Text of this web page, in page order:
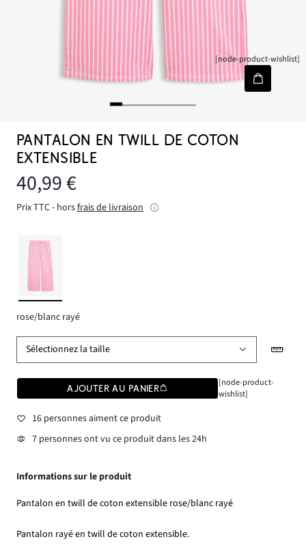
[node-product-wishlist]
PANTALON EN TWILL DE COTON
EXTENSIBLE
40,99 €
Prix TTC - horsfrais de livraison
rose/blanc rayé
Sélectionnez la taille
AJOUTER AU PANIER
[node-product-
wishlist]
16 personnes aiment ce produit
7 personnes ont vu ce produit dans les 24h
Informations sur le produit
Pantalon en twill de coton extensible rose/blanc rayé
Pantalon rayé en twill de coton extensible.